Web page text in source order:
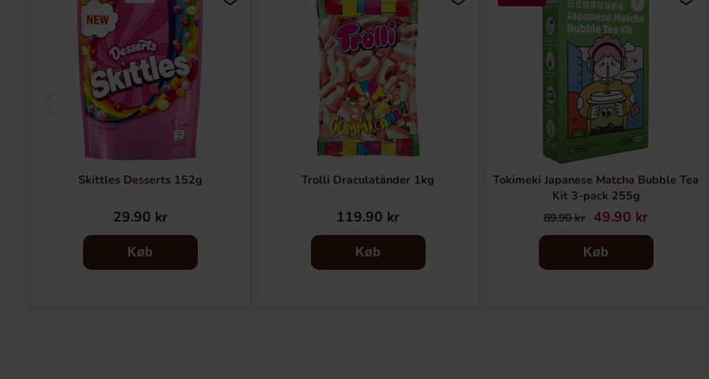
Skittles Desserts 152g
29.90 kr
Køb
Trolli Draculatänder 1kg
119.90 kr
Køb
Tokimeki Japanese Matcha Bubble Tea
Kit 3-pack 255g
89.90 kr 49.90 kr
Køb